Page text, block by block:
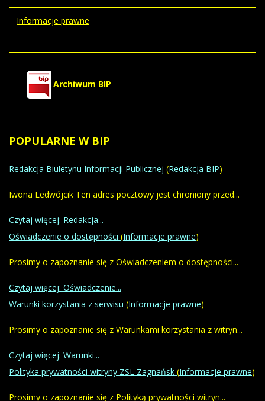
Informacje prawne
Archiwum BIP
POPULARNE W BIP
Redakcja Biuletynu Informacji Publicznej (Redakcja BIP)
Iwona Ledwójcik Ten adres pocztowy jest chroniony przed...
Czytaj więcej: Redakcja...
Oświadczenie o dostępności (Informacje prawne)
Prosimy o zapoznanie się z Oświadczeniem o dostępności...
Czytaj więcej: Oświadczenie...
Warunki korzystania z serwisu (Informacje prawne)
Prosimy o zapoznanie się z Warunkami korzystania z witryn...
Czytaj więcej: Warunki...
Polityka prywatności witryny ZSL Zagnańsk (Informacje prawne)
Prosimy o zapoznanie się z Polityką prywatności witryn...